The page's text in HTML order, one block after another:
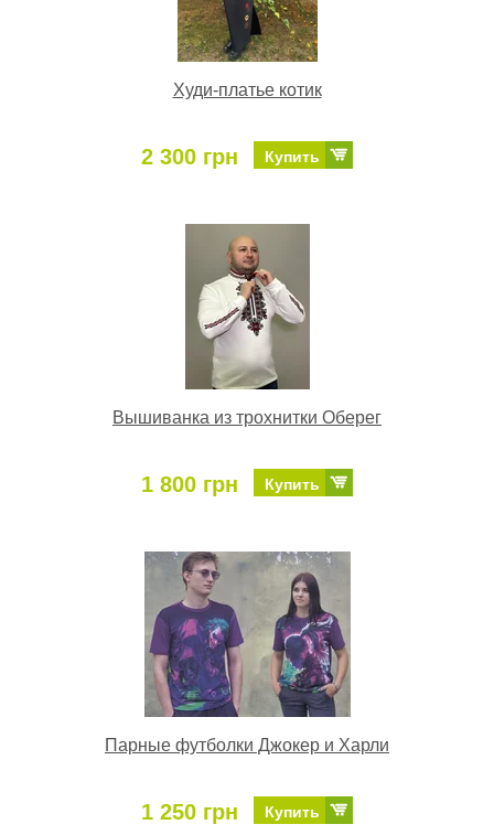
Худи-платье котик
2 300 грн Купить
Вышиванка из трохнитки Оберег
1 800 грн Купить
Парные футболки Джокер и Харли
1 250 грн Купить